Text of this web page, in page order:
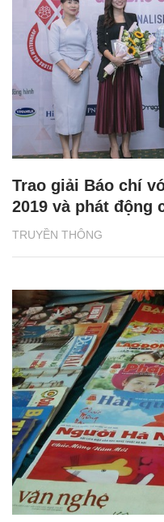
TRUYỀN THÔNG
Trao giải Báo chí
2019 và phát động